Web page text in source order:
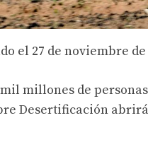
el 27 de noviembre de
millones de
Desertificación